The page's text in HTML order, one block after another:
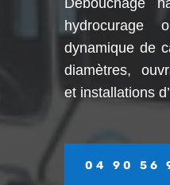
hydrocurage
dynamique de
diamètres,
et installations
04 90 56